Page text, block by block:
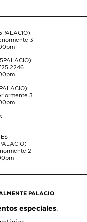
3
3
2
PALACIO
especiales.